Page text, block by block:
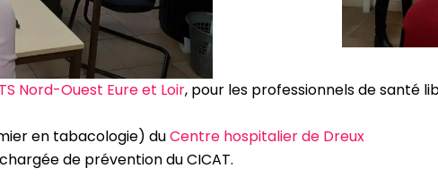
Nord-Ouest Eure et Loir, pour les professionnels de santé
en tabacologie) duCentre hospitalier de Dreux
de prévention du CICAT.